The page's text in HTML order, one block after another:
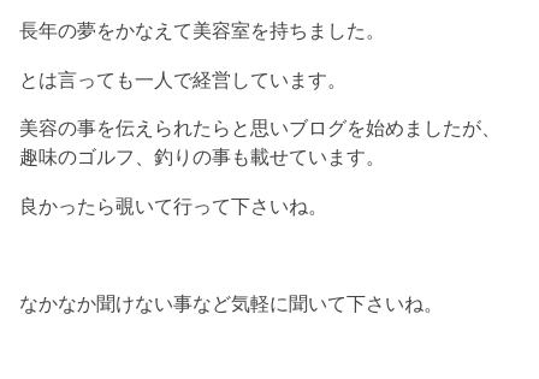
長年の夢をかなえて美容室を持ちました。
とは言っても一人で経営しています。
美容の事を伝えられたらと思いブログを始めましたが、
趣味のゴルフ、釣りの事も載せています。
良かったら覗いて行って下さいね。
なかなか聞けない事など気軽に聞いて下さいね。